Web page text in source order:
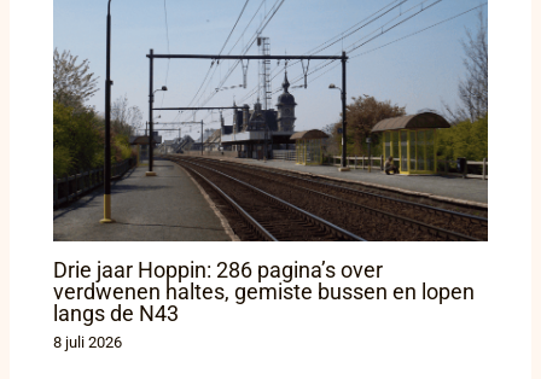
Drie jaar Hoppin: 286 pagina’s over
verdwenen haltes, gemiste bussen en lopen
langs de N43
8 juli 2026